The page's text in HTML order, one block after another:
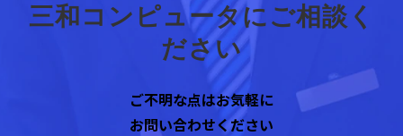
三和コンピュータにご相談く
ださい
ご不明な点はお気軽に
お問い合わせください